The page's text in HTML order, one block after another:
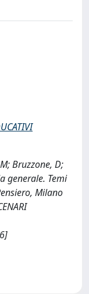
Bruzzone, D;
generale. Temi
Milano